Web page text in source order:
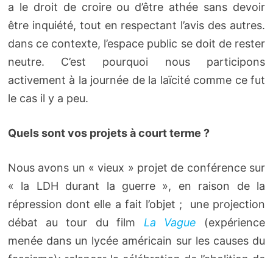
a le droit de croire ou d’être athée sans devoir
être inquiété, tout en respectant l’avis des autres.
dans ce contexte, l’espace public se doit de rester
neutre. C’est pourquoi nous participons
activement à la journée de la laïcité comme ce fut
le cas il y a peu.
Quels sont vos projets à court terme ?
Nous avons un « vieux » projet de conférence sur
« la LDH durant la guerre », en raison de la
répression dont elle a fait l’objet ; une projection
débat au tour du film La Vague (expérience
menée dans un lycée américain sur les causes du